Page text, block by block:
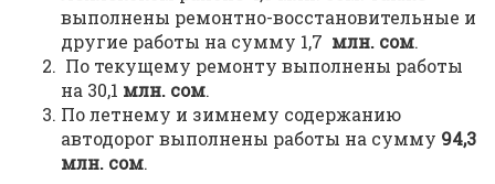
выполнены ремонтно-восстановительные и
другие работы на сумму 1,7 млн. сом.
По текущему ремонту выполнены работы
на 30,1 млн. сом.
По летнему и зимнему содержанию
автодорог выполнены работы на сумму 94,3
млн. сом.